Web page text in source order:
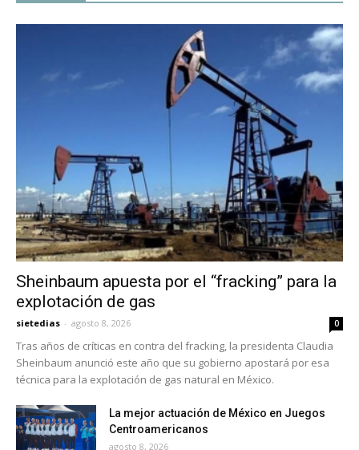
Sheinbaum apuesta por el “fracking” para la
explotación de gas
sietedias - agosto 8, 2026 0
Tras años de críticas en contra del fracking, la presidenta Claudia
Sheinbaum anunció este año que su gobierno apostará por esa
técnica para la explotación de gas natural en México.
La mejor actuación de México en Juegos
Centroamericanos
agosto 8, 2026